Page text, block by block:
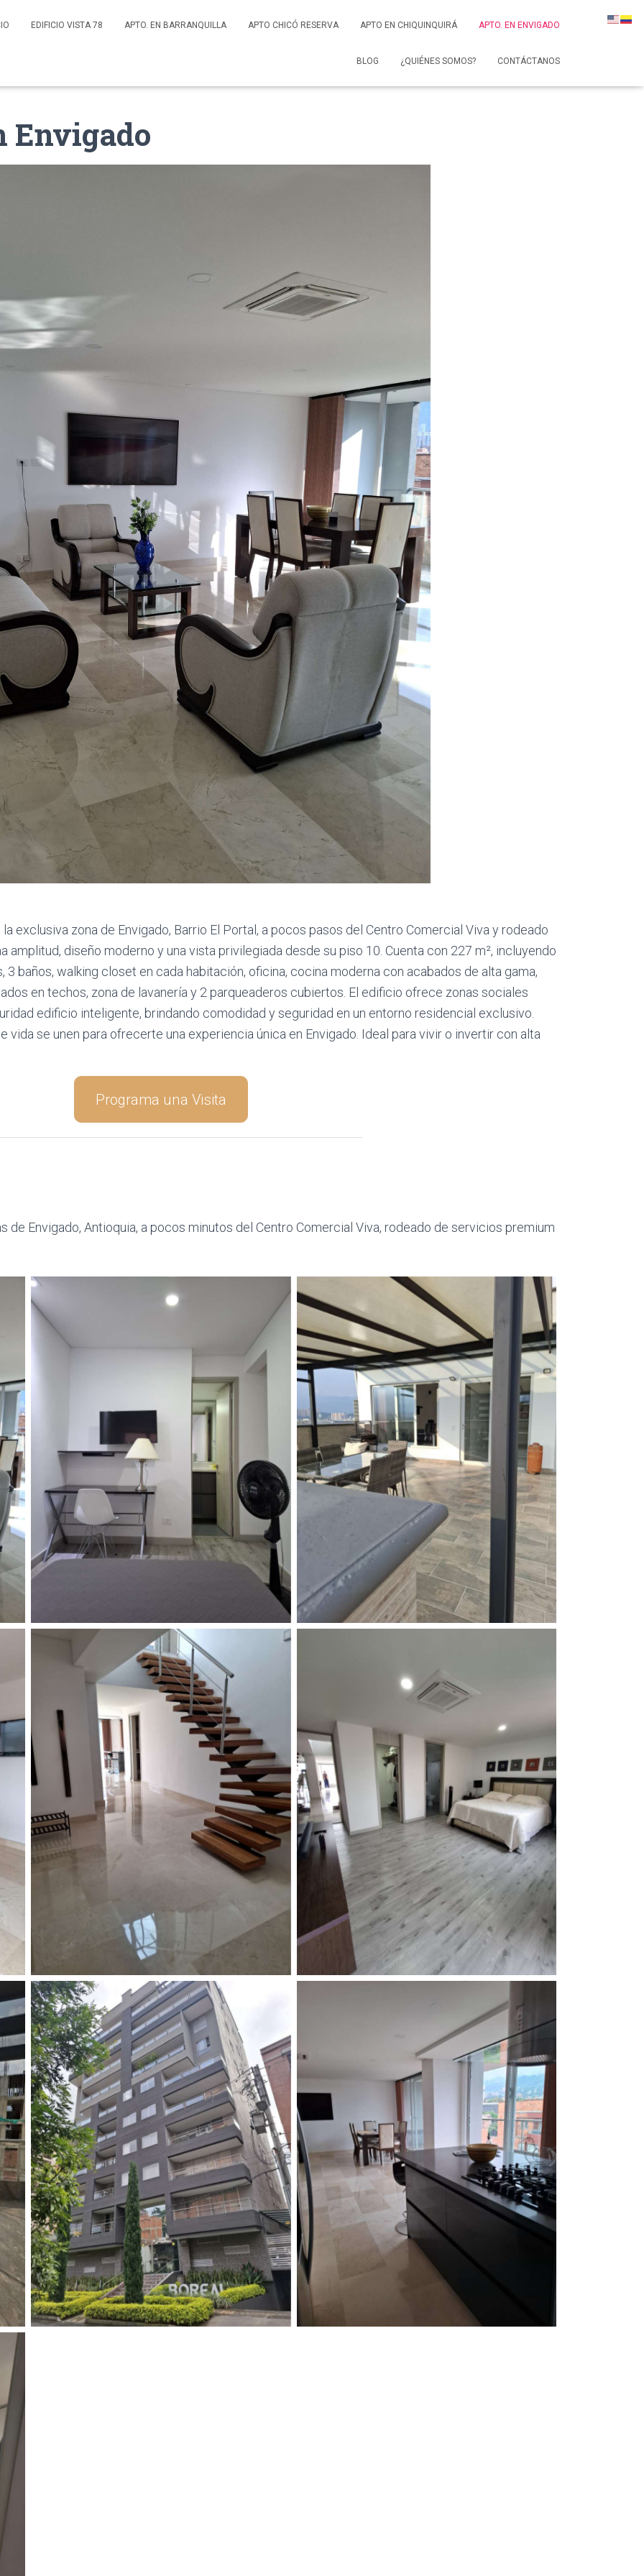
EDIFICIO VISTA 78 APTO. EN BARRANQUILLA APTO CHICÓ RESERVA APTO EN CHIQUINQUIRÁ APTO. EN ENVIGADO
BLOG ¿QUIÉNES SOMOS? CONTÁCTANOS
Envigado
exclusiva zona de Envigado, Barrio El Portal, a pocos pasos del Centro Comercial Viva y rodeado
diseño moderno y una vista privilegiada desde su piso 10. Cuenta con 227 m², incluyendo
baños, walking closet en cada habitación, oficina, cocina moderna con acabados de alta gama,
en techos, zona de lavanería y 2 parqueaderos cubiertos. El edificio ofrece zonas sociales
edificio inteligente, brindando comodidad y seguridad en un entorno residencial exclusivo.
vida se unen para ofrecerte una experiencia única en Envigado. Ideal para vivir o invertir con alta
Programa una Visita
de Envigado, Antioquia, a pocos minutos del Centro Comercial Viva, rodeado de servicios premium
Habitación Terraza
Escaleras al segundo piso Habitación
Fachada Comedor